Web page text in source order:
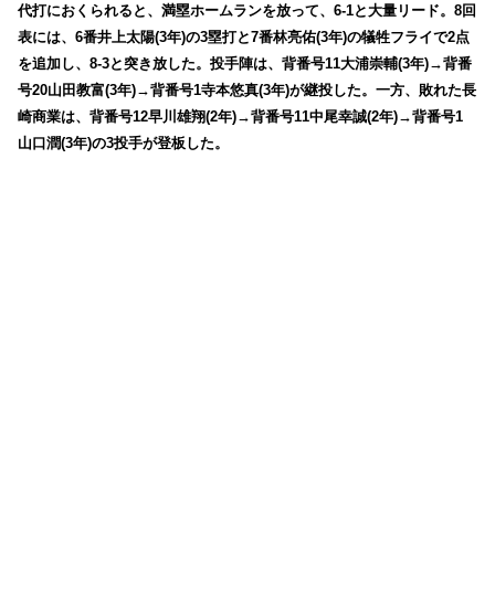
代打におくられると、満塁ホームランを放って、6-1と大量リード。8回
表には、6番井上太陽(3年)の3塁打と7番林亮佑(3年)の犠牲フライで2点
を追加し、8-3と突き放した。投手陣は、背番号11大浦崇輔(3年)→背番
号20山田教富(3年)→背番号1寺本悠真(3年)が継投した。一方、敗れた長
崎商業は、背番号12早川雄翔(2年)→背番号11中尾幸誠(2年)→背番号1
山口潤(3年)の3投手が登板した。